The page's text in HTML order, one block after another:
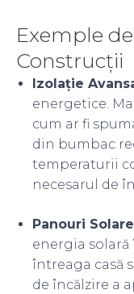
Exemple
Construcții
Izolație
energetice.
cum ar fi
din bumbac
temperaturii
necesarul de
Panouri
energia
întreaga casă
de încălzire a